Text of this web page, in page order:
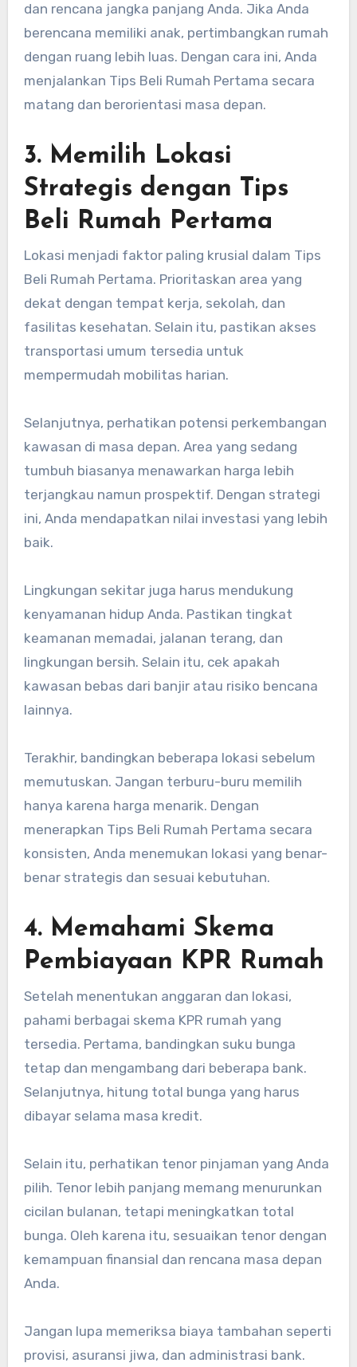
dan rencana jangka panjang Anda. Jika Anda
berencana memiliki anak, pertimbangkan rumah
dengan ruang lebih luas. Dengan cara ini, Anda
menjalankan Tips Beli Rumah Pertama secara
matang dan berorientasi masa depan.
3. Memilih Lokasi
Strategis dengan Tips
Beli Rumah Pertama
Lokasi menjadi faktor paling krusial dalam Tips
Beli Rumah Pertama. Prioritaskan area yang
dekat dengan tempat kerja, sekolah, dan
fasilitas kesehatan. Selain itu, pastikan akses
transportasi umum tersedia untuk
mempermudah mobilitas harian.
Selanjutnya, perhatikan potensi perkembangan
kawasan di masa depan. Area yang sedang
tumbuh biasanya menawarkan harga lebih
terjangkau namun prospektif. Dengan strategi
ini, Anda mendapatkan nilai investasi yang lebih
baik.
Lingkungan sekitar juga harus mendukung
kenyamanan hidup Anda. Pastikan tingkat
keamanan memadai, jalanan terang, dan
lingkungan bersih. Selain itu, cek apakah
kawasan bebas dari banjir atau risiko bencana
lainnya.
Terakhir, bandingkan beberapa lokasi sebelum
memutuskan. Jangan terburu-buru memilih
hanya karena harga menarik. Dengan
menerapkan Tips Beli Rumah Pertama secara
konsisten, Anda menemukan lokasi yang benar-
benar strategis dan sesuai kebutuhan.
4. Memahami Skema
Pembiayaan KPR Rumah
Setelah menentukan anggaran dan lokasi,
pahami berbagai skema KPR rumah yang
tersedia. Pertama, bandingkan suku bunga
tetap dan mengambang dari beberapa bank.
Selanjutnya, hitung total bunga yang harus
dibayar selama masa kredit.
Selain itu, perhatikan tenor pinjaman yang Anda
pilih. Tenor lebih panjang memang menurunkan
cicilan bulanan, tetapi meningkatkan total
bunga. Oleh karena itu, sesuaikan tenor dengan
kemampuan finansial dan rencana masa depan
Anda.
Jangan lupa memeriksa biaya tambahan seperti
provisi, asuransi jiwa, dan administrasi bank.